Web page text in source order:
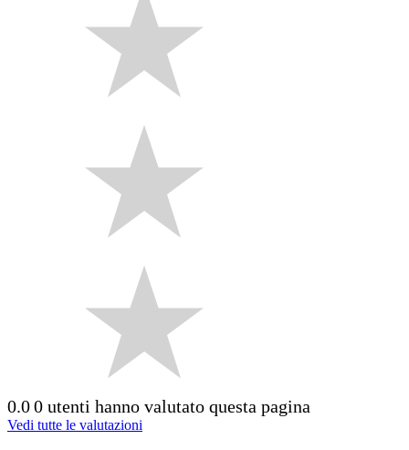
0.00 utenti hanno valutato questa pagina
Vedi tutte le valutazioni